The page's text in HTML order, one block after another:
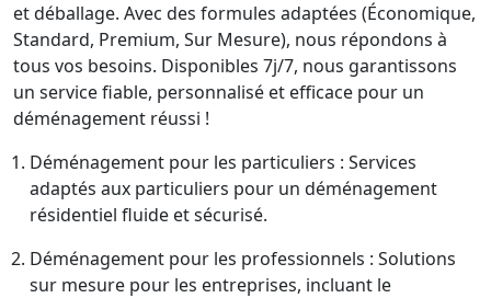
et déballage. Avec des formules adaptées (Économique,
Standard, Premium, Sur Mesure), nous répondons à
tous vos besoins. Disponibles 7j/7, nous garantissons
un service fiable, personnalisé et efficace pour un
déménagement réussi !
Déménagement pour les particuliers : Services
adaptés aux particuliers pour un déménagement
résidentiel fluide et sécurisé.
Déménagement pour les professionnels : Solutions
sur mesure pour les entreprises, incluant le